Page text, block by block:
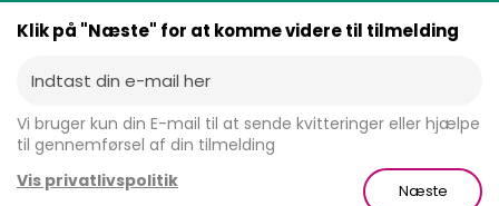
Klik på "Næste" for at komme videre til tilmelding
Vi bruger kun din E-mail til at sende kvitteringer eller hjælpe
til gennemførsel af din tilmelding
Vis privatlivspolitik